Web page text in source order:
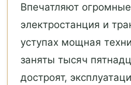
Впечатляют
электростанция и
уступах мощная
заняты тысяч
достроят,